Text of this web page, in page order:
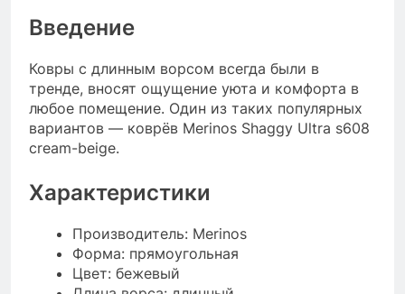
Введение
Ковры с длинным ворсом всегда были в
тренде, вносят ощущение уюта и комфорта в
любое помещение. Один из таких популярных
вариантов — коврёв Merinos Shaggy Ultra s608
cream-beige.
Характеристики
Производитель: Merinos
Форма: прямоугольная
Цвет: бежевый